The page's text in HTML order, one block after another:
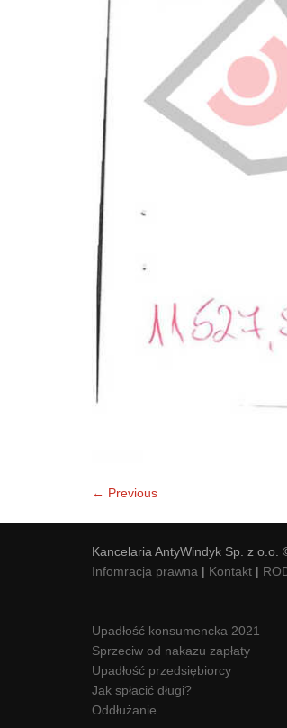
← Previous
Kancelaria AntyWindyk Sp. z o.o.
Infomracja prawna | Kontakt |
Upadłość konsumencka 2021
Sprzeciw od nakazu zapłaty
Upadłość przedsiębiorcy
Jak spłacić długi?
Oddłużanie